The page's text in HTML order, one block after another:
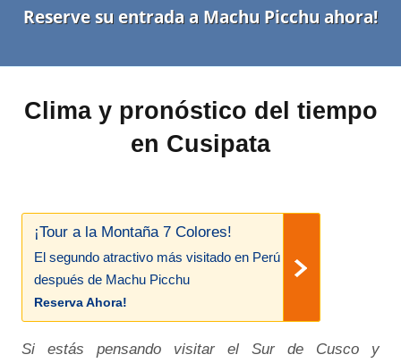
Reserve su entrada a Machu Picchu ahora!
Clima y pronóstico del tiempo
en Cusipata
¡Tour a la Montaña 7 Colores!
El segundo atractivo más visitado en Perú
después de Machu Picchu
Reserva Ahora!
Si estás pensando visitar el Sur de Cusco y